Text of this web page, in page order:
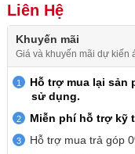
Liên Hệ
Khuyến mãi
Giá và khuyến mãi dự kiến
Hỗ trợ mua lại sản
sử dụng.
Miễn phí hỗ trợ kỹ
Hỗ trợ mua trả góp